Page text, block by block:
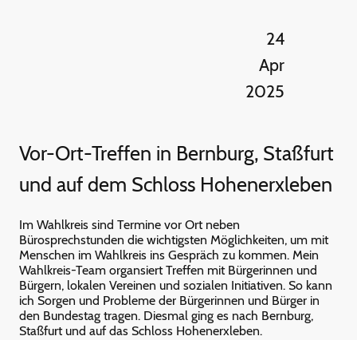
24
Apr
2025
Vor-Ort-Treffen in Bernburg, Staßfurt
und auf dem Schloss Hohenerxleben
Im Wahlkreis sind Termine vor Ort neben
Bürosprechstunden die wichtigsten Möglichkeiten, um mit
Menschen im Wahlkreis ins Gespräch zu kommen. Mein
Wahlkreis-Team organsiert Treffen mit Bürgerinnen und
Bürgern, lokalen Vereinen und sozialen Initiativen. So kann
ich Sorgen und Probleme der Bürgerinnen und Bürger in
den Bundestag tragen. Diesmal ging es nach Bernburg,
Staßfurt und auf das Schloss Hohenerxleben.